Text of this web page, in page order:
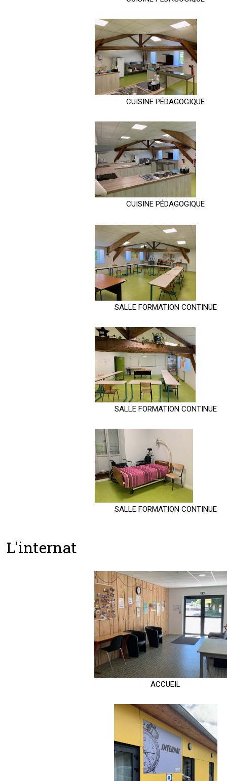
CUISINE PÉDAGOGIQUE
CUISINE PÉDAGOGIQUE
SALLE FORMATION CONTINUE
SALLE FORMATION CONTINUE
SALLE FORMATION CONTINUE
L'internat
ACCUEIL